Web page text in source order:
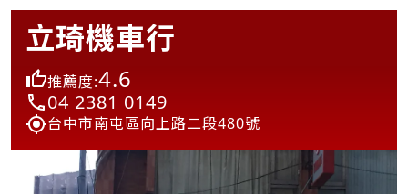
立琦機車行
推薦度:4.6
04 2381 0149
台中市南屯區向上路二段480號